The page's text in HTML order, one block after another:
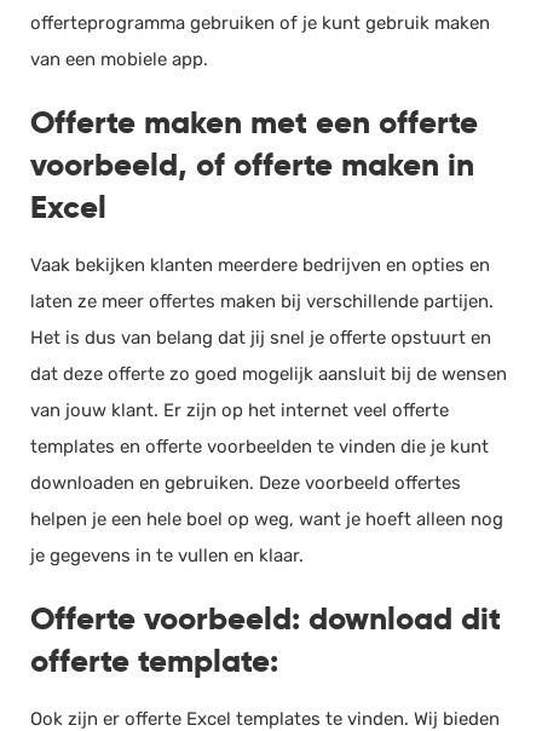
offerteprogramma gebruiken of je kunt gebruik maken
van een mobiele app.
Offerte maken met een offerte
voorbeeld, of offerte maken in
Excel
Vaak bekijken klanten meerdere bedrijven en opties en
laten ze meer offertes maken bij verschillende partijen.
Het is dus van belang dat jij snel je offerte opstuurt en
dat deze offerte zo goed mogelijk aansluit bij de wensen
van jouw klant. Er zijn op het internet veel offerte
templates en offerte voorbeelden te vinden die je kunt
downloaden en gebruiken. Deze voorbeeld offertes
helpen je een hele boel op weg, want je hoeft alleen nog
je gegevens in te vullen en klaar.
Offerte voorbeeld: download dit
offerte template:
Ook zijn er offerte Excel templates te vinden. Wij bieden